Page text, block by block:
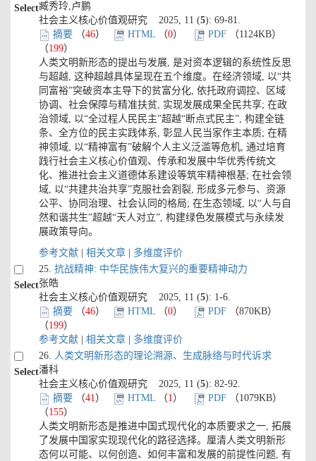
Select臧秀玲,卢鹏
社会主义核心价值观研究 2025, 11 (5): 69-81.
摘要（46） HTML（0） PDF（1124KB）
（199）
人类文明新形态的提出与发展, 是对资本逻辑的系统性反思
与超越, 这种超越具体呈现在五个维度。在经济领域, 以“共
同富裕”突破资本主导下的贫富分化, 依托政府调控、区域
协调、社会保障与精准扶贫, 实现发展成果全民共享; 在政
治领域, 以“全过程人民民主”超越“断点式民主”, 构建全链
条、全方位的民主实践体系, 彰显人民当家作主本质; 在精
神领域, 以“精神富有”破解个人主义泛滥等危机, 通过培育
践行社会主义核心价值观、传承和发展中华优秀传统文
化、推进社会主义道德体系建设等筑牢精神根基; 在社会领
域, 以“共建共治共享”克服社会割裂, 形成多元参与、资源
公平、协同治理、社会认同的格局; 在生态领域, 以“人与自
然和谐共生”超越“天人对立”, 构建绿色发展模式与永续发
展政策导向。
参考文献| 相关文章| 多维度评价
Select
25. 抗战精神: 中华民族伟大复兴的重要精神动力
张皓
社会主义核心价值观研究 2025, 11 (5): 1-6.
摘要（46） HTML（0） PDF（870KB）
（199）
参考文献| 相关文章| 多维度评价
Select
26. 人类文明新形态的理论溯源、生成脉络与时代诉求
潘科
社会主义核心价值观研究 2025, 11 (5): 82-92.
摘要（41） HTML（1） PDF（1079KB）
（155）
人类文明新形态是推进中国式现代化的本质要求之一, 拓展
了发展中国家实现现代化的路径选择。厘清人类文明新形
态何以可能、以何创造、如何丰富和发展的前提性问题, 有